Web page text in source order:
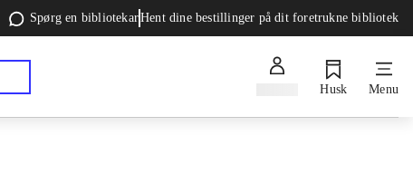
Spørg en bibliotekarHent dine bestillinger på dit foretrukne bibliotek
Husk Menu